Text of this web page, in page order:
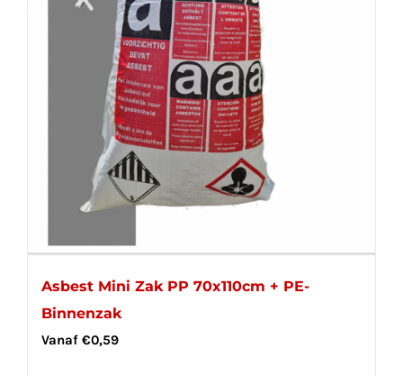
Asbest Mini Zak PP 70x110cm + PE-
Binnenzak
Vanaf €0,59